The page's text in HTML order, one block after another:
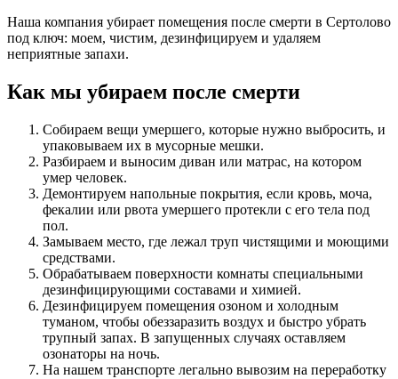
Наша компания убирает помещения после смерти в Сертолово
под ключ: моем, чистим, дезинфицируем и удаляем
неприятные запахи.
Как мы убираем после смерти
Собираем вещи умершего, которые нужно выбросить, и
упаковываем их в мусорные мешки.
Разбираем и выносим диван или матрас, на котором
умер человек.
Демонтируем напольные покрытия, если кровь, моча,
фекалии или рвота умершего протекли с его тела под
пол.
Замываем место, где лежал труп чистящими и моющими
средствами.
Обрабатываем поверхности комнаты специальными
дезинфицирующими составами и химией.
Дезинфицируем помещения озоном и холодным
туманом, чтобы обеззаразить воздух и быстро убрать
трупный запах. В запущенных случаях оставляем
озонаторы на ночь.
На нашем транспорте легально вывозим на переработку